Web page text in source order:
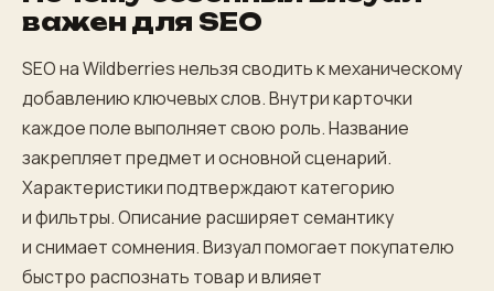
важен для SEO
SEO на Wildberries нельзя сводить к механическому
добавлению ключевых слов. Внутри карточки
каждое поле выполняет свою роль. Название
закрепляет предмет и основной сценарий.
Характеристики подтверждают категорию
и фильтры. Описание расширяет семантику
и снимает сомнения. Визуал помогает покупателю
быстро распознать товар и влияет